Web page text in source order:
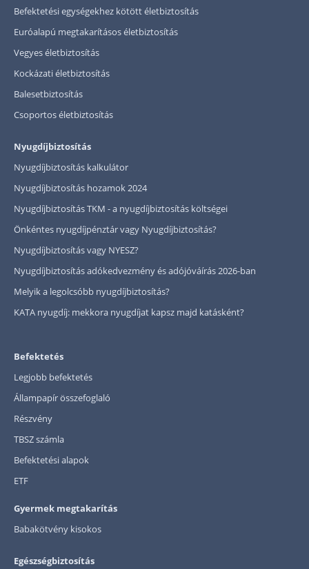
Befektetési egységekhez kötött életbiztosítás
Euróalapú megtakarításos életbiztosítás
Vegyes életbiztosítás
Kockázati életbiztosítás
Balesetbiztosítás
Csoportos életbiztosítás
Nyugdíjbiztosítás
Nyugdíjbiztosítás kalkulátor
Nyugdíjbiztosítás hozamok 2024
Nyugdíjbiztosítás TKM - a nyugdíjbiztosítás költségei
Önkéntes nyugdíjpénztár vagy Nyugdíjbiztosítás?
Nyugdíjbiztosítás vagy NYESZ?
Nyugdíjbiztosítás adókedvezmény és adójóváírás 2026-ban
Melyik a legolcsóbb nyugdíjbiztosítás?
KATA nyugdíj: mekkora nyugdíjat kapsz majd katásként?
Befektetés
Legjobb befektetés
Állampapír összefoglaló
Részvény
TBSZ számla
Befektetési alapok
ETF
Gyermek megtakarítás
Babakötvény kisokos
Egészségbiztosítás